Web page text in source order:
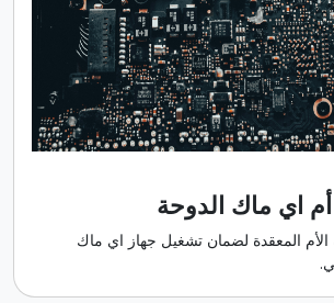
اي ماك الدوحة
المعقدة لضمان تشغيل جهاز اي ماك